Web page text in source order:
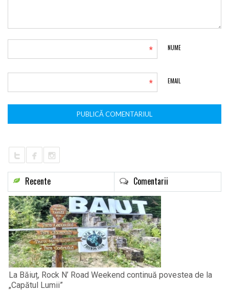
NUME
*
EMAIL
*
Recente Comentarii
La Băiuț, Rock N’ Road Weekend continuă povestea de la
„Capătul Lumii”